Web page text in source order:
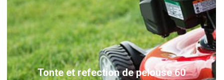
Tonte et refection de pelouse 60